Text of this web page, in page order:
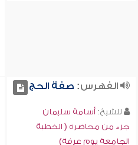
الفهرس: صفة الحج
للشيخ: أسامة سليمان
جزء من محاضرة ( الخطبة
الجامعة يوم عرفة)